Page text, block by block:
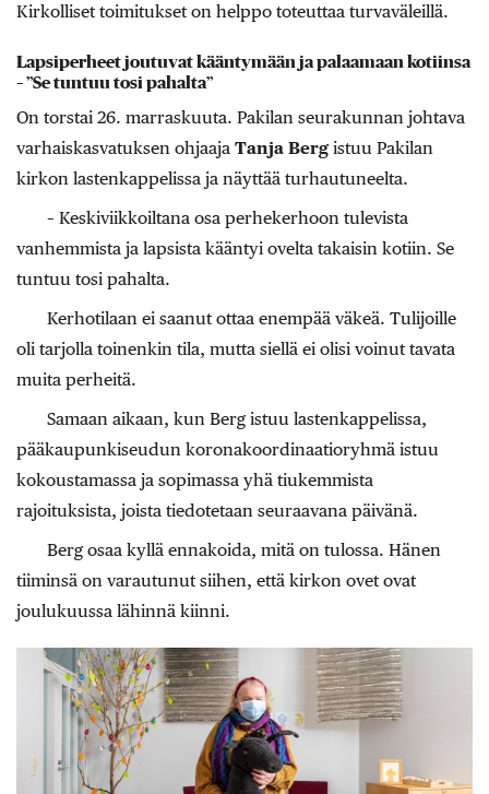
Kirkolliset toimitukset on helppo toteuttaa turvaväleillä.
Lapsiperheet joutuvat kääntymään ja palaamaan kotiinsa
– ”Se tuntuu tosi pahalta”
On torstai 26. marraskuuta. Pakilan seurakunnan johtava
varhaiskasvatuksen ohjaaja Tanja Bergistuu Pakilan
kirkon lastenkappelissa ja näyttää turhautuneelta.
– Keskiviikkoiltana osa perhekerhoon tulevista
vanhemmista ja lapsista kääntyi ovelta takaisin kotiin. Se
tuntuu tosi pahalta.
Kerhotilaan ei saanut ottaa enempää väkeä. Tulijoille
oli tarjolla toinenkin tila, mutta siellä ei olisi voinut tavata
muita perheitä.
Samaan aikaan, kun Berg istuu lastenkappelissa,
pääkaupunkiseudun koronakoordinaatioryhmä istuu
kokoustamassa ja sopimassa yhä tiukemmista
rajoituksista, joista tiedotetaan seuraavana päivänä.
Berg osaa kyllä ennakoida, mitä on tulossa. Hänen
tiiminsä on varautunut siihen, että kirkon ovet ovat
joulukuussa lähinnä kiinni.